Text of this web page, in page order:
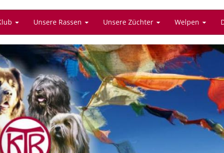
Unsere Rassen Unsere Züchter Welpen